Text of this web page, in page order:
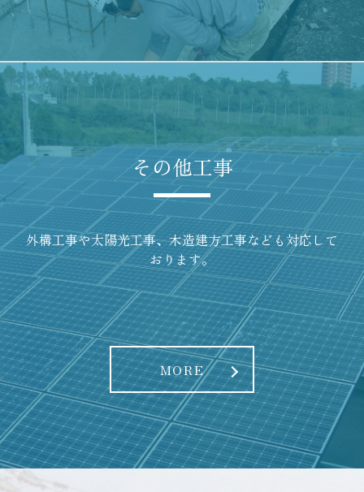
その他工事
外構工事や太陽光工事、木造建方工事なども対応して
おります。
MORE